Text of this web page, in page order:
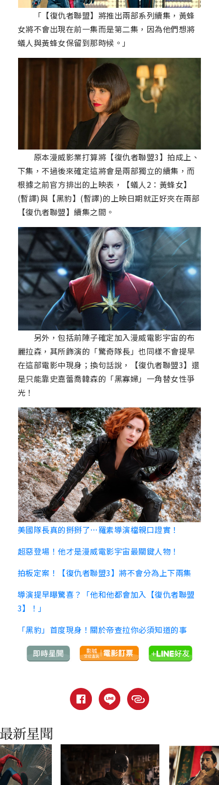
「【復仇者聯盟】將推出兩部系列續集，黃蜂
女將不會出現在前一集而是第二集，因為他們想將
蟻人與黃蜂女保留到那時候。」
原本漫威影業打算將【復仇者聯盟3】拍成上、
下集，不過後來確定這將會是兩部獨立的續集，而
根據之前官方排出的上映表，【蟻人2：黃蜂女】
(暫譯)與【黑豹】(暫譯)的上映日期就正好夾在兩部
【復仇者聯盟】續集之間。
另外，包括前陣子確定加入漫威電影宇宙的布
麗拉森，其所飾演的「驚奇隊長」也同樣不會提早
在這部電影中現身；換句話說，【復仇者聯盟3】還
是只能靠史嘉蕾喬韓森的「黑寡婦」一角替女性爭
光！
美國隊長真的掰掰了…羅素導演檔親口證實！
超惡登場！他才是漫威電影宇宙最關鍵人物！
拍板定案！【復仇者聯盟3】將不會分為上下兩集
導演提早曝驚喜？「他和他都會加入【復仇者聯盟
3】！」
「黑豹」首度現身！關於帝查拉你必須知道的事